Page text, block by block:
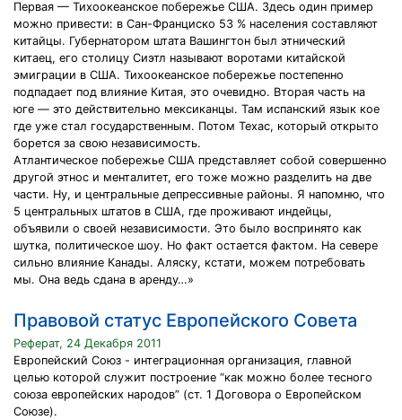
Первая — Тихоокеанское побережье США. Здесь один пример
можно привести: в Сан-Франциско 53 % населения составляют
китайцы. Губернатором штата Вашингтон был этнический
китаец, его столицу Сиэтл называют воротами китайской
эмиграции в США. Тихоокеанское побережье постепенно
подпадает под влияние Китая, это очевидно. Вторая часть на
юге — это действительно мексиканцы. Там испанский язык кое
где уже стал государственным. Потом Техас, который открыто
борется за свою независимость.
Атлантическое побережье США представляет собой совершенно
другой этнос и менталитет, его тоже можно разделить на две
части. Ну, и центральные депрессивные районы. Я напомню, что
5 центральных штатов в США, где проживают индейцы,
объявили о своей независимости. Это было воспринято как
шутка, политическое шоу. Но факт остается фактом. На севере
сильно влияние Канады. Аляску, кстати, можем потребовать
мы. Она ведь сдана в аренду…»
Правовой статус Европейского Совета
Реферат, 24 Декабря 2011
Европейский Союз - интеграционная организация, главной
целью которой служит построение “как можно более тесного
союза европейских народов” (ст. 1 Договора о Европейском
Союзе).